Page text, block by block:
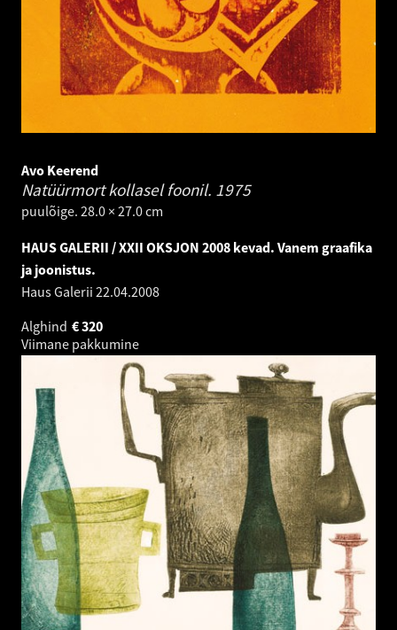
Avo Keerend
Natüürmort kollasel foonil. 1975
puulõige. 28.0 × 27.0 cm
HAUS GALERII / XXII OKSJON 2008 kevad. Vanem graafika
ja joonistus.
Haus Galerii 22.04.2008
Alghind
320
€
Viimane pakkumine